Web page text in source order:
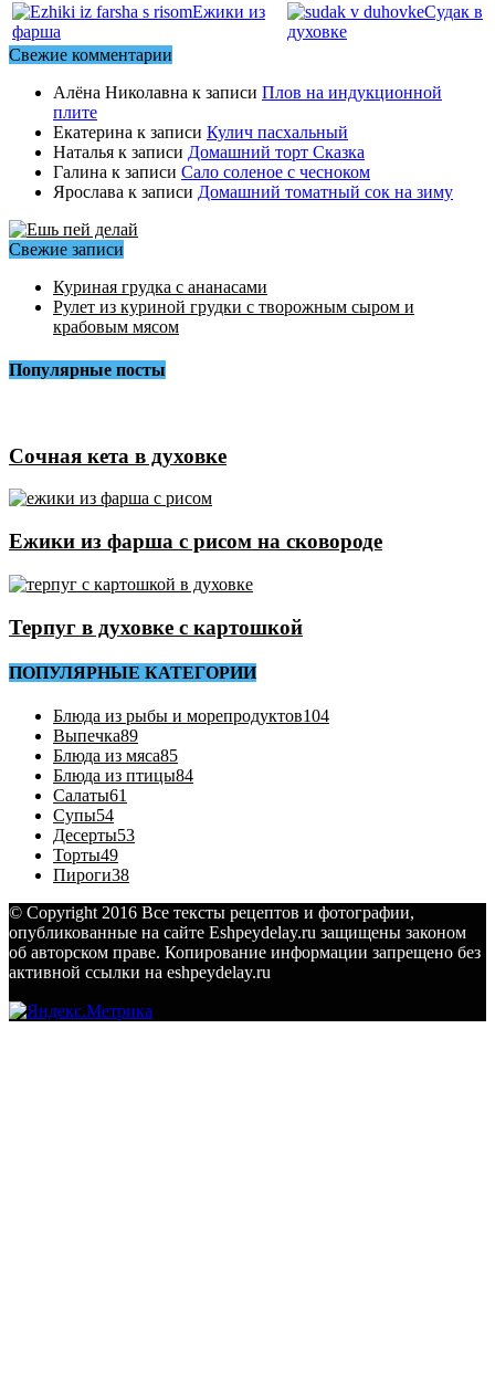
Ежики из
фарша
Судак в
духовке
Свежие комментарии
Алёна Николавна к записи Плов на индукционной
плите
Екатерина к записи Кулич пасхальный
Наталья к записи Домашний торт Сказка
Галина к записи Сало соленое с чесноком
Ярослава к записи Домашний томатный сок на зиму
Свежие записи
Куриная грудка с ананасами
Рулет из куриной грудки с творожным сыром и
крабовым мясом
Популярные посты
Сочная кета в духовке
Ежики из фарша с рисом на сковороде
Терпуг в духовке с картошкой
ПОПУЛЯРНЫЕ КАТЕГОРИИ
Блюда из рыбы и морепродуктов104
Выпечка89
Блюда из мяса85
Блюда из птицы84
Салаты61
Супы54
Десерты53
Торты49
Пироги38
© Copyright 2016 Все тексты рецептов и фотографии,
опубликованные на сайте Eshpeydelay.ru защищены законом
об авторском праве. Копирование информации запрещено без
активной ссылки на eshpeydelay.ru